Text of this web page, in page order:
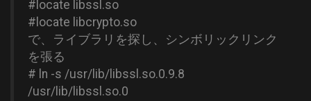
#locate libssl.so
#locate libcrypto.so
で、ライブラリを探し、シンボリックリンク
を張る
# ln -s /usr/lib/libssl.so.0.9.8
/usr/lib/libssl.so.0